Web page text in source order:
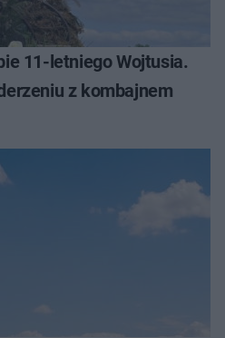
11-letniego Wojtusia.
z kombajnem